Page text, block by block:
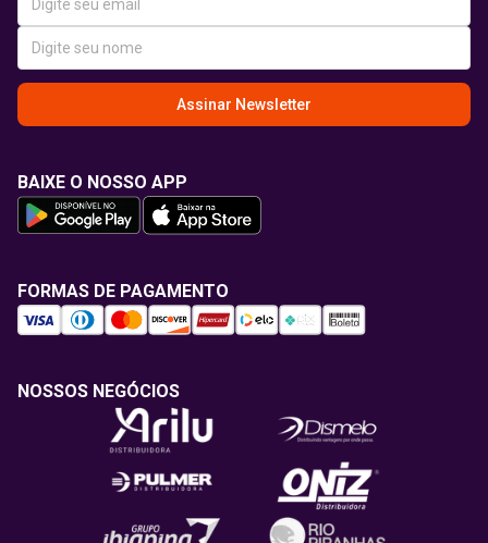
Assinar Newsletter
BAIXE O NOSSO APP
FORMAS DE PAGAMENTO
NOSSOS NEGÓCIOS